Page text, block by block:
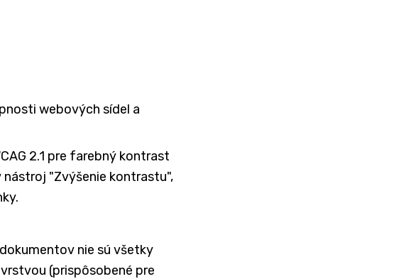
webových sídel a
2.1 pre farebný kontrast
"Zvýšenie kontrastu",
nie sú všetky
(prispôsobené pre